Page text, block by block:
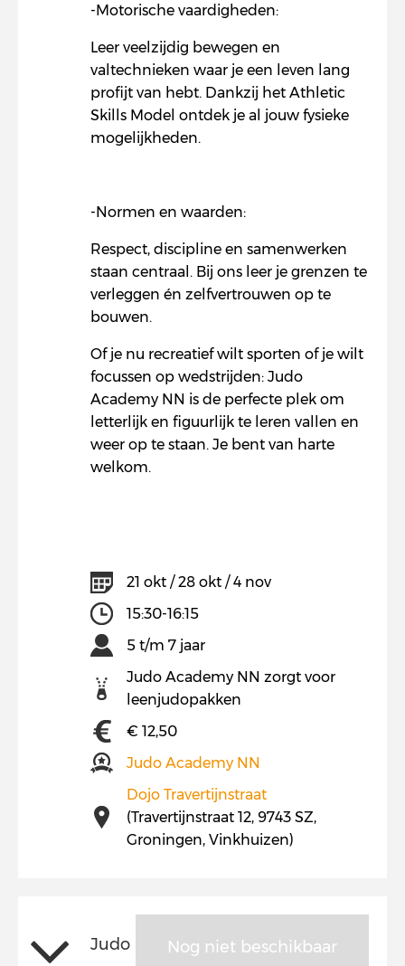
-Motorische vaardigheden:
Leer veelzijdig bewegen en
valtechnieken waar je een leven lang
profijt van hebt. Dankzij het Athletic
Skills Model ontdek je al jouw fysieke
mogelijkheden.
-Normen en waarden:
Respect, discipline en samenwerken
staan centraal. Bij ons leer je grenzen te
verleggen én zelfvertrouwen op te
bouwen.
Of je nu recreatief wilt sporten of je wilt
focussen op wedstrijden: Judo
Academy NN is de perfecte plek om
letterlijk en figuurlijk te leren vallen en
weer op te staan. Je bent van harte
welkom.
21 okt / 28 okt / 4 nov
15:30-16:15
5 t/m 7 jaar
Judo Academy NN zorgt voor
leenjudopakken
€ 12,50
Judo Academy NN
Dojo Travertijnstraat
(Travertijnstraat 12, 9743 SZ,
Groningen, Vinkhuizen)
Nog niet beschikbaar
Judo